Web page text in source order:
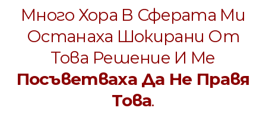
Много Хора В Сферата Ми
Останаха Шокирани От
Това Решение И Ме
Посъветваха Да Не Правя
Това.